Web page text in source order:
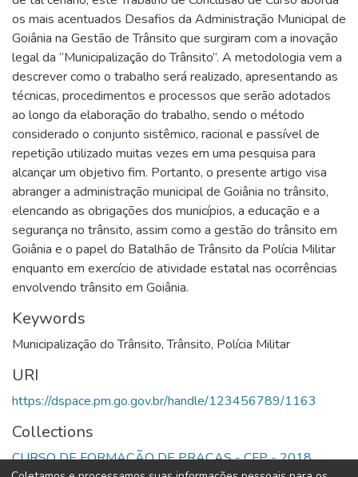
os mais acentuados Desafios da Administração Municipal de
Goiânia na Gestão de Trânsito que surgiram com a inovação
legal da “Municipalização do Trânsito”. A metodologia vem a
descrever como o trabalho será realizado, apresentando as
técnicas, procedimentos e processos que serão adotados
ao longo da elaboração do trabalho, sendo o método
considerado o conjunto sistêmico, racional e passível de
repetição utilizado muitas vezes em uma pesquisa para
alcançar um objetivo fim. Portanto, o presente artigo visa
abranger a administração municipal de Goiânia no trânsito,
elencando as obrigações dos municípios, a educação e a
segurança no trânsito, assim como a gestão do trânsito em
Goiânia e o papel do Batalhão de Trânsito da Polícia Militar
enquanto em exercício de atividade estatal nas ocorrências
envolvendo trânsito em Goiânia.
Keywords
Municipalização do Trânsito,Trânsito, Polícia Militar
URI
https://dspace.pm.go.gov.br/handle/123456789/1163
Collections
CURSO DE FORMAÇÃO DE PRAÇAS - CFP - 2018